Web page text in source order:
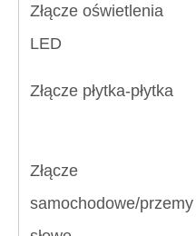
Złącze oświetlenia
LED
Złącze płytka-płytka
Złącze
samochodowe/przemy